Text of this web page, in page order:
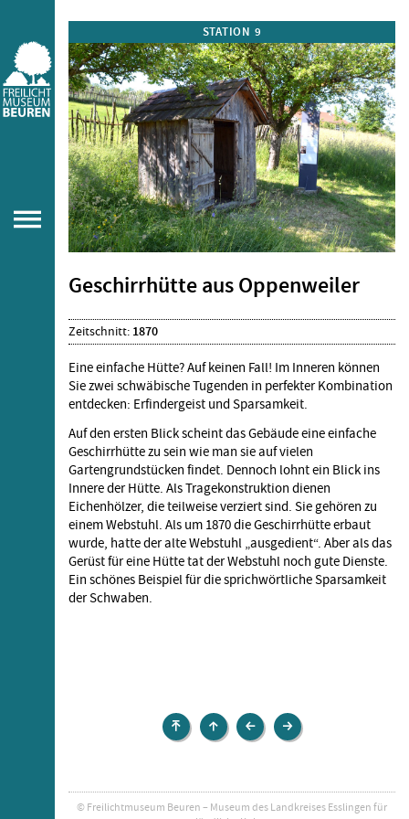
STATION 9
Geschirrhütte aus Oppenweiler
Zeitschnitt: 1870
Eine einfache Hütte? Auf keinen Fall! Im Inneren können
Sie zwei schwäbische Tugenden in perfekter Kombination
entdecken: Erfindergeist und Sparsamkeit.
Auf den ersten Blick scheint das Gebäude eine einfache
Geschirrhütte zu sein wie man sie auf vielen
Gartengrundstücken findet. Dennoch lohnt ein Blick ins
Innere der Hütte. Als Tragekonstruktion dienen
Eichenhölzer, die teilweise verziert sind. Sie gehören zu
einem Webstuhl. Als um 1870 die Geschirrhütte erbaut
wurde, hatte der alte Webstuhl „ausgedient“. Aber als das
Gerüst für eine Hütte tat der Webstuhl noch gute Dienste.
Ein schönes Beispiel für die sprichwörtliche Sparsamkeit
der Schwaben.
MuseumMuseum
›
Tagelöhnerhaus
aus
Bienenhaus
aus
© Freilichtmuseum Beuren – Museum des Landkreises Esslingen für